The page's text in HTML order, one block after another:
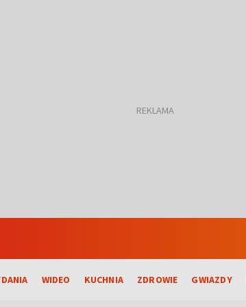
WIDEO KUCHNIA ZDROWIE GWIAZDY